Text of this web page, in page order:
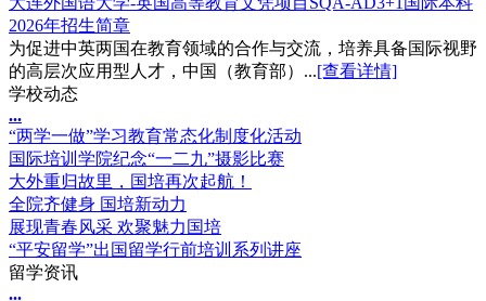
2026年招生简章
为促进中英两国在教育领域的合作与交流，培养具备国际视野
的高层次应用型人才，中国（教育部）...[查看详情]
学校动态
...
“两学一做”学习教育常态化制度化活动
国际培训学院纪念“一二九”摄影比赛
大外重归故里，国培再次起航！
全院齐健身 国培新动力
展现青春风采 欢聚魅力国培
“平安留学”出国留学行前培训系列讲座
留学资讯
...